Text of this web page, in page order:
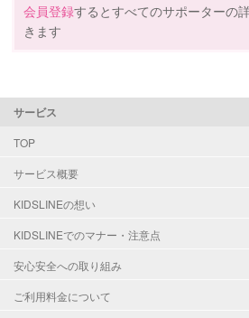
会員登録するとすべてのサポーターの
きます
サービス
TOP
サービス概要
KIDSLINEの想い
KIDSLINEでのマナー・注意点
安心安全への取り組み
ご利用料金について